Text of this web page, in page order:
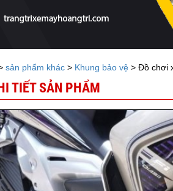
sản phẩm khác> Khung bảo vệ> Đồ chơi
TIẾT SẢN PHẨM